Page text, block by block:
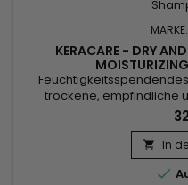
MARKE:
KERACARE - DRY
trockene, empfindliche
KeraCare Dry And Itchy
von Unreinheiten, ohne
erleichtert das Entwirren
während es gleichzeitig
 In
